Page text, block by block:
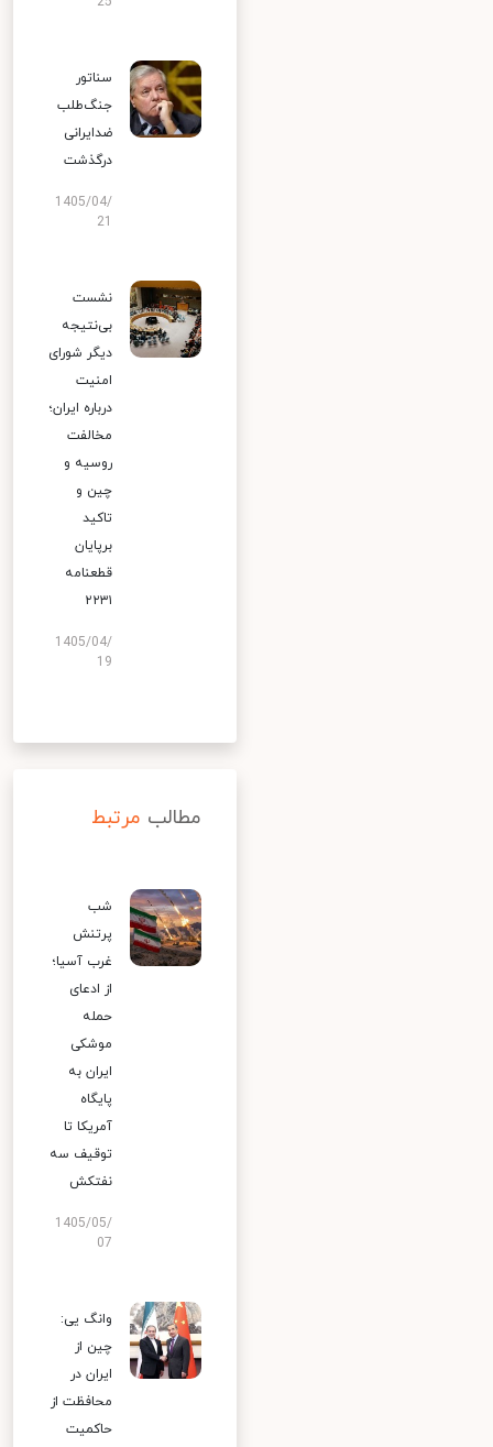
سناتور
جنگ‌طلب
ضدایرانی
درگذشت
1405/04/
نشست
بی‌نتیجه
دیگر شورای
امنیت
درباره ایران؛
مخالفت
روسیه و
چین و
تاکید
برپایان
قطعنامه
۲۲۳۱
1405/04/
19
مطالب مرتبط
شب
پرتنش
غرب آسیا؛
از ادعای
حمله
موشکی
ایران به
پایگاه
آمریکا تا
توقیف سه
نفتکش
1405/05/
07
وانگ یی:
چین از
ایران در
محافظت از
حاکمیت